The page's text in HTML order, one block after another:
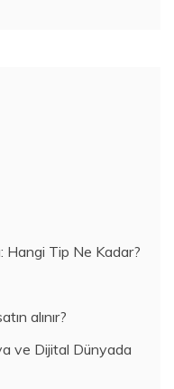
Hangi Tip Ne Kadar?
alınır?
ve Dijital Dünyada